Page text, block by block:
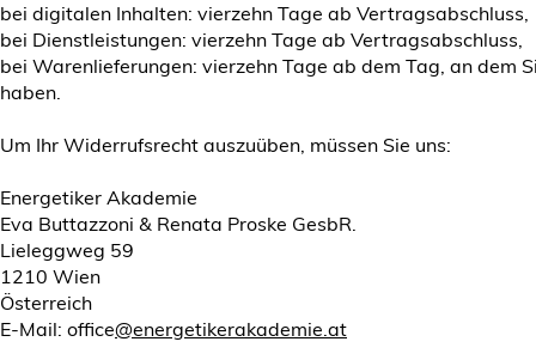
bei digitalen Inhalten: vierzehn Tage ab Vertragsabschluss,
bei Dienstleistungen: vierzehn Tage ab Vertragsabschluss,
bei Warenlieferungen: vierzehn Tage ab dem Tag, an dem
haben.
Um Ihr Widerrufsrecht auszuüben, müssen Sie uns:
Energetiker Akademie
Eva Buttazzoni & Renata Proske GesbR.
Lieleggweg 59
1210 Wien
Österreich
E-Mail: office@energetikerakademie.at